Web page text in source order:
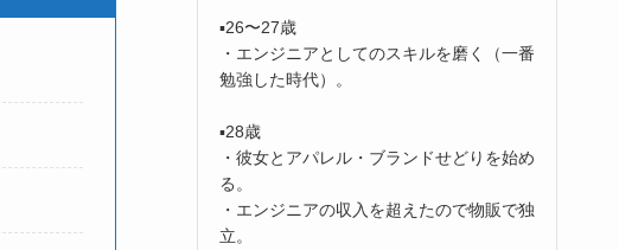
▪️26〜27歳
・エンジニアとしてのスキルを磨く（一番
勉強した時代）。
▪️28歳
・彼女とアパレル・ブランドせどりを始め
る。
・エンジニアの収入を超えたので物販で独
立。